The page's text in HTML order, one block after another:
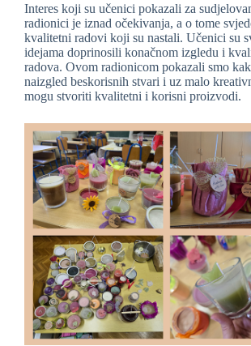
Interes koji su učenici pokazali za
radionici je iznad očekivanja, a o tome
kvalitetni radovi koji su nastali. Učenici su
idejama doprinosili konačnom izgledu i
radova. Ovom radionicom pokazali smo
naizgled beskorisnih stvari i uz malo
mogu stvoriti kvalitetni i korisni proizvodi.